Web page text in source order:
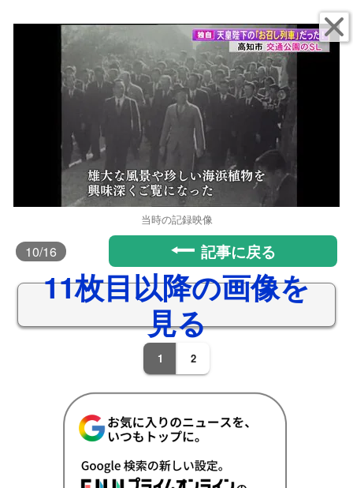
当時の記録映像
10/16 記事に戻る
11枚目以降の画像を
見る
1 2